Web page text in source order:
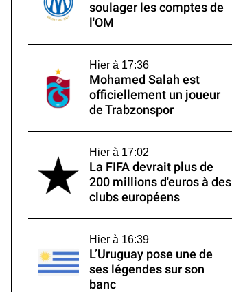
soulager les comptes de
l'OM
Hier à 17:36
Mohamed Salah est
officiellement un joueur
de Trabzonspor
Hier à 17:02
La FIFA devrait plus de
200 millions d'euros à des
clubs européens
Hier à 16:39
L’Uruguay pose une de
ses légendes sur son
banc